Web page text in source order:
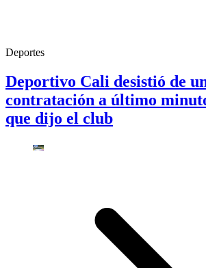
Deportes
Deportivo Cali desistió de
contratación a último
que dijo el club